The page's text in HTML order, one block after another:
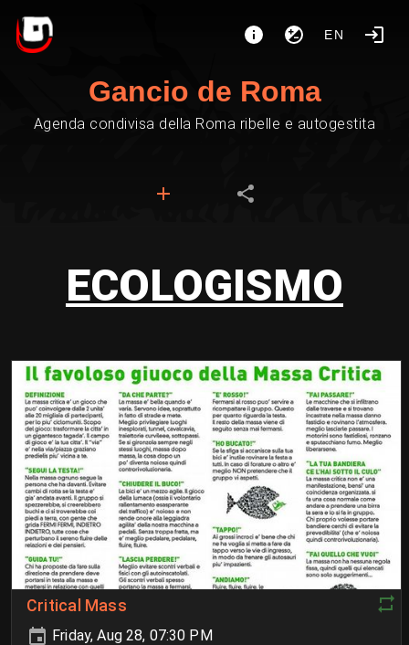
EN
Gancio de Roma
Agenda condivisa della Roma ribelle e autogestita
ECOLOGISMO
Critical Mass
Friday, Aug 28, 07:30 PM